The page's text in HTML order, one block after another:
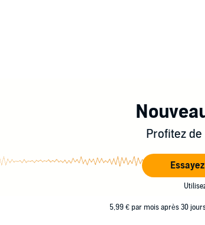
Profitez
5,99 € par mois après 30